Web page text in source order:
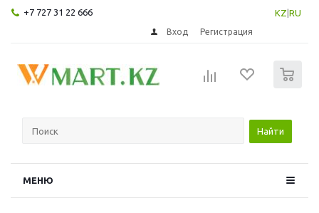
+7 727 31 22 666 KZ RU
Вход Регистрация
Найти
МЕНЮ